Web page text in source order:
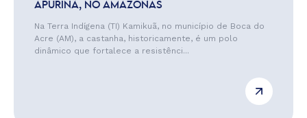
APURINÃ, NO AMAZONAS
Na Terra Indígena (TI) Kamikuã, no município de Boca do
Acre (AM), a castanha, historicamente, é um polo
dinâmico que fortalece a resistênci...